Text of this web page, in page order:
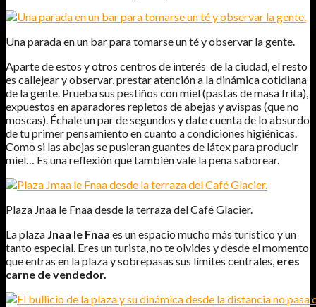
Una parada en un bar para tomarse un té y observar la gente.
Aparte de estos y otros centros de interés de la ciudad, el resto
es callejear y observar, prestar atención a la dinámica cotidiana
de la gente. Prueba sus pestiños con miel (pastas de masa frita),
expuestos en aparadores repletos de abejas y avispas (que no
moscas). Échale un par de segundos y date cuenta de lo absurdo
de tu primer pensamiento en cuanto a condiciones higiénicas.
Como si las abejas se pusieran guantes de látex para producir
miel… Es una reflexión que también vale la pena saborear.
Plaza Jnaa le Fnaa desde la terraza del Café Glacier.
La plaza Jnaa le Fnaa es un espacio mucho más turístico y un
tanto especial. Eres un turista, no te olvides y desde el momento
que entras en la plaza y sobrepasas sus límites centrales, eres
carne de vendedor.